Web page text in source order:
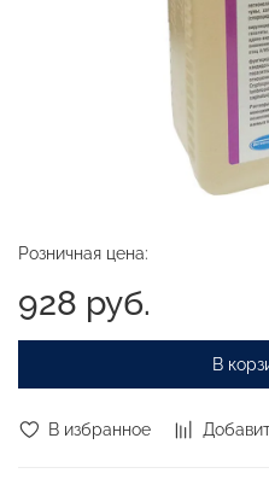
В избранное
Розничная цена:
928 руб.
В